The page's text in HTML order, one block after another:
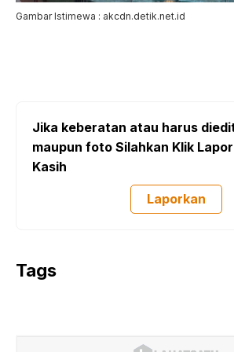
Gambar Istimewa : akcdn.detik.net.id
Jika keberatan atau harus
maupun foto Silahkan Klik
Kasih
Laporkan
Tags